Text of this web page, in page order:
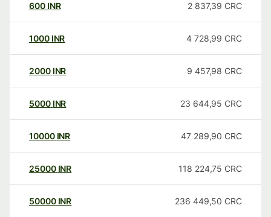
600 INR 2 837,39 CRC
1000 INR 4 728,99 CRC
2000 INR 9 457,98 CRC
5000 INR 23 644,95 CRC
10000 INR 47 289,90 CRC
25000 INR 118 224,75 CRC
50000 INR 236 449,50 CRC